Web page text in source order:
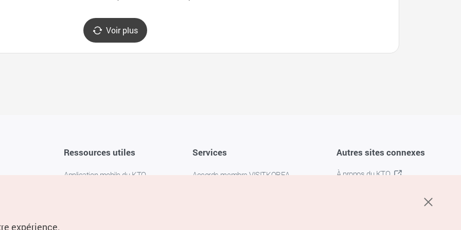
Voir plus
Ressources utiles
Application mobile du KTO
Services
Accords membre VISITKOREA
Autres sites connexes
À propos du KTO
expérience.